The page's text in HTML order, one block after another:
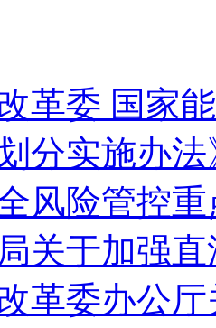
革委 国家
分实施办
风险管控
关于加强
革委办公